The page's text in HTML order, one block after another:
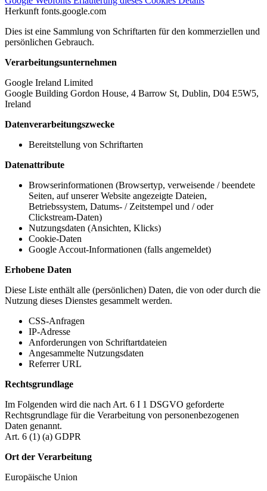
Herkunft fonts.google.com
Dies ist eine Sammlung von Schriftarten für den kommerziellen und
persönlichen Gebrauch.
Verarbeitungsunternehmen
Google Ireland Limited
Google Building Gordon House, 4 Barrow St, Dublin, D04 E5W5,
Ireland
Datenverarbeitungszwecke
Bereitstellung von Schriftarten
Datenattribute
Browserinformationen (Browsertyp, verweisende / beendete
Seiten, auf unserer Website angezeigte Dateien,
Betriebssystem, Datums- / Zeitstempel und / oder
Clickstream-Daten)
Nutzungsdaten (Ansichten, Klicks)
Cookie-Daten
Google Accout-Informationen (falls angemeldet)
Erhobene Daten
Diese Liste enthält alle (persönlichen) Daten, die von oder durch die
Nutzung dieses Dienstes gesammelt werden.
CSS-Anfragen
IP-Adresse
Anforderungen von Schriftartdateien
Angesammelte Nutzungsdaten
Referrer URL
Rechtsgrundlage
Im Folgenden wird die nach Art. 6 I 1 DSGVO geforderte
Rechtsgrundlage für die Verarbeitung von personenbezogenen
Daten genannt.
Art. 6 (1) (a) GDPR
Ort der Verarbeitung
Europäische Union